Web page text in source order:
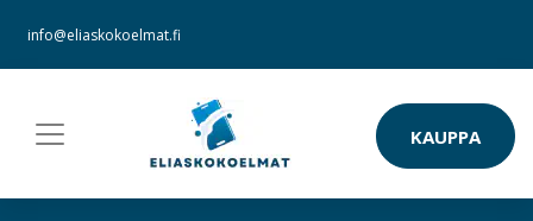
info@eliaskokoelmat.fi
KAUPPA